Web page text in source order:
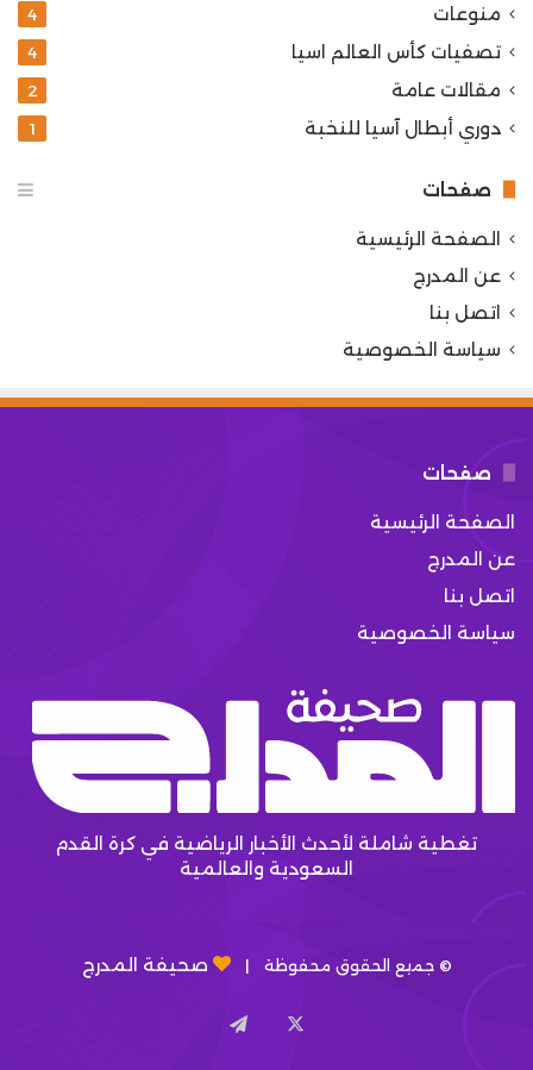
منوعات 4
تصفيات كأس العالم اسيا 4
مقالات عامة 2
دوري أبطال آسيا للنخبة 1
صفحات
الصفحة الرئيسية
عن المدرج
اتصل بنا
سياسة الخصوصية
صفحات
الصفحة الرئيسية
عن المدرج
اتصل بنا
سياسة الخصوصية
تغطية شاملة لأحدث الأخبار الرياضية في كرة القدم
السعودية والعالمية
© جميع الحقوق محفوظة | صحيفة المدرج
تيلقرام